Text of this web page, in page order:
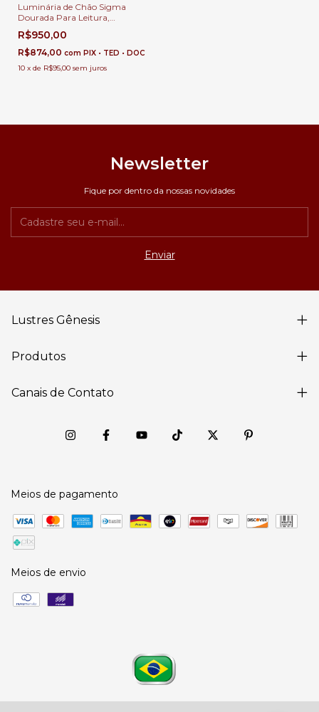
Luminária de Chão Sigma
Dourada Para Leitura,
Quartos, Escritórios e Áreas
Internas
R$950,00
R$874,00 com PIX • TED • DOC
10 x de R$95,00 sem juros
Newsletter
Fique por dentro da nossas novidades
Lustres Gênesis
Produtos
Canais de Contato
Meios de pagamento
Meios de envio